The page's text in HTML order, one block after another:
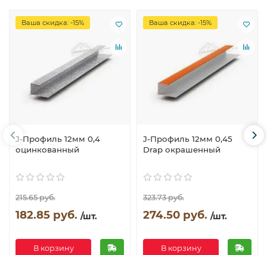
Ваша скидка: -15%
J-Профиль 12мм 0,4
оцинкованный
215.65 руб.
182.85 руб. /шт.
В корзину
Ваша скидка: -15%
J-Профиль 12мм 0,45
Drap окрашенный
323.73 руб.
274.50 руб. /шт.
В корзину